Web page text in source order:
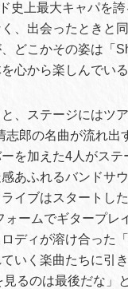
史上最大キャパを
、出会ったときと
どこかその姿は「
心から楽しんでいる
、ステージにはツ
志郎の名曲が流れ
を加えた4人がス
あふれるバンドサ
イブはスタートし
ォームでギタープ
ディが溶け合った
いく楽曲たちに引
るのは最後だな」